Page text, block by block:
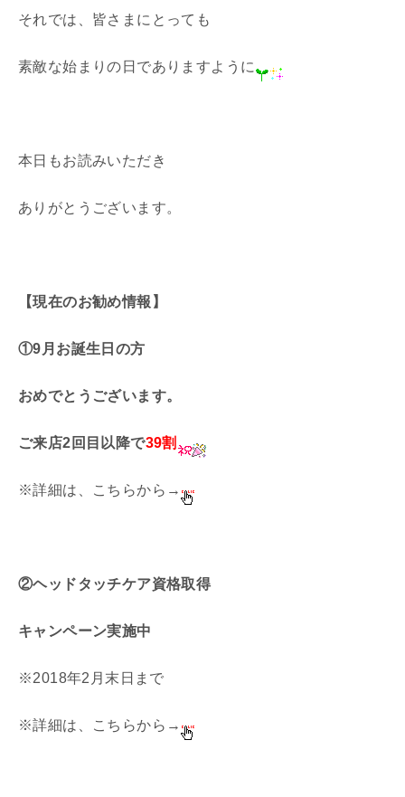
それでは、皆さまにとっても
素敵な始まりの日でありますように
本日もお読みいただき
ありがとうございます。
【現在のお勧め情報】
①9月お誕生日の方
おめでとうございます。
ご来店2回目以降で39割
※詳細は、こちらから→
②ヘッドタッチケア資格取得
キャンペーン実施中
※2018年2月末日まで
※詳細は、こちらから→